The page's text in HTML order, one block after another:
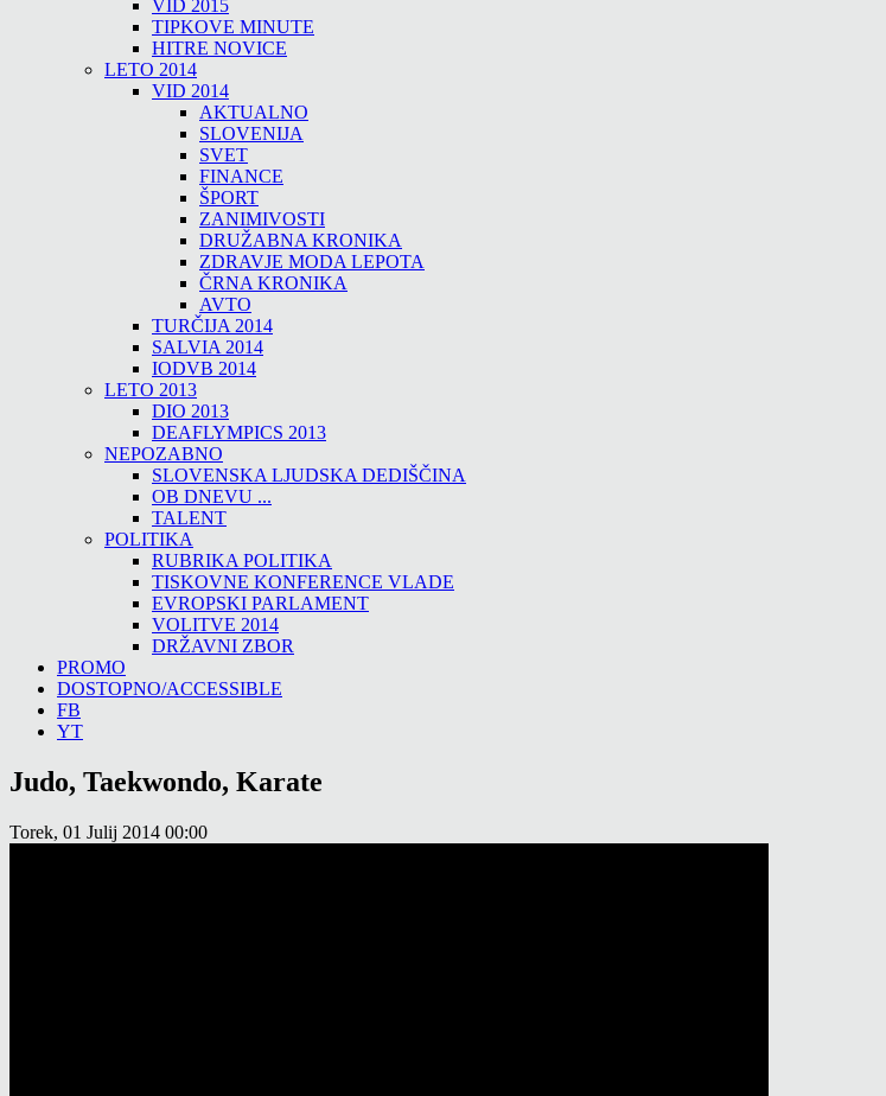
VID 2015
TIPKOVE MINUTE
HITRE NOVICE
LETO 2014
VID 2014
AKTUALNO
SLOVENIJA
SVET
FINANCE
ŠPORT
ZANIMIVOSTI
DRUŽABNA KRONIKA
ZDRAVJE MODA LEPOTA
ČRNA KRONIKA
AVTO
TURČIJA 2014
SALVIA 2014
IODVB 2014
LETO 2013
DIO 2013
DEAFLYMPICS 2013
NEPOZABNO
SLOVENSKA LJUDSKA DEDIŠČINA
OB DNEVU ...
TALENT
POLITIKA
RUBRIKA POLITIKA
TISKOVNE KONFERENCE VLADE
EVROPSKI PARLAMENT
VOLITVE 2014
DRŽAVNI ZBOR
PROMO
DOSTOPNO/ACCESSIBLE
FB
YT
Judo, Taekwondo, Karate
Torek, 01 Julij 2014 00:00